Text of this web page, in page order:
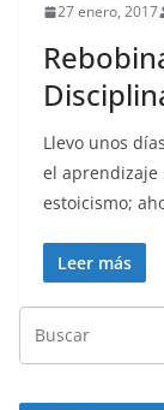
27 enero, 2017
Llevo unos
el aprendizaje
estoicismo;
Leer más